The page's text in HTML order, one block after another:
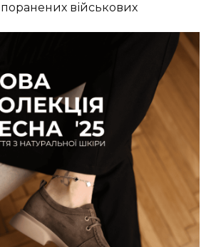
поранених військових